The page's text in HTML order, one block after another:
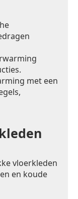
met een
vloerkleden
en koude